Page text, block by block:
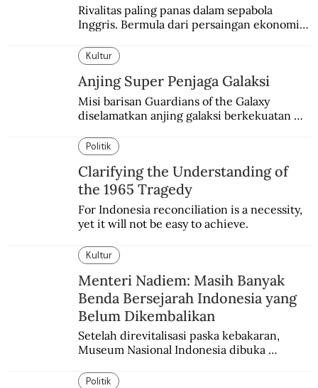
Rivalitas paling panas dalam sepabola
Inggris. Bermula dari persaingan ekonomi
Kultur
Anjing Super Penjaga Galaksi
Misi barisan Guardians of the Galaxy
diselamatkan anjing galaksi berkekuatan
si martir antariksa Soviet.
Politik
Clarifying the Understanding of
the 1965 Tragedy
For Indonesia reconciliation is a necessity,
yet it will not be easy to achieve.
Kultur
Menteri Nadiem: Masih Banyak
Benda Bersejarah Indonesia yang
Belum Dikembalikan
Setelah direvitalisasi paska kebakaran,
Museum Nasional Indonesia dibuka
Pameran Repatriasi 2024.
Politik